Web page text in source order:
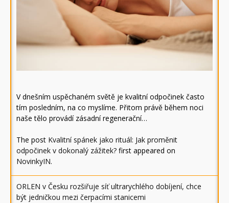
V dnešním uspěchaném světě je kvalitní odpočinek často
tím posledním, na co myslíme. Přitom právě během noci
naše tělo provádí zásadní regenerační…
The post Kvalitní spánek jako rituál: Jak proměnit
odpočinek v dokonalý zážitek? first appeared on
NovinkyIN.
ORLEN v Česku rozšiřuje síť ultrarychlého dobíjení, chce
být jedničkou mezi čerpacími stanicemi